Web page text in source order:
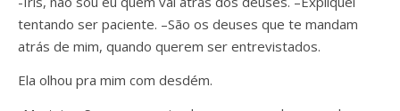
tentando ser paciente. –São os deuses que te mandam
atrás de mim, quando querem ser entrevistados.
Ela olhou pra mim com desdém.